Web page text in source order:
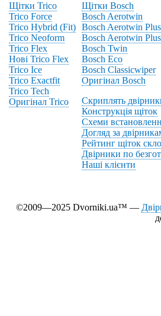
Щітки Trico
Trico Force
Trico Hybrid (Fit)
Trico Neoform
Trico Flex
Нові Trico Flex
Trico Ice
Trico Exactfit
Trico Tech
Оригінал Trico
Щітки Bosch
Bosch Aerotwin
Bosch Aerotwin Plus
Bosch Aerotwin
Bosch Twin
Bosch Eco
Bosch Classicwiper
Оригінал Bosch
Скриплять
Конструкція щіток
Схеми
Догляд за
Рейтинг щіток
Двірники по
Наші клієнти
©2009—2025 Dvorniki.ua™ —